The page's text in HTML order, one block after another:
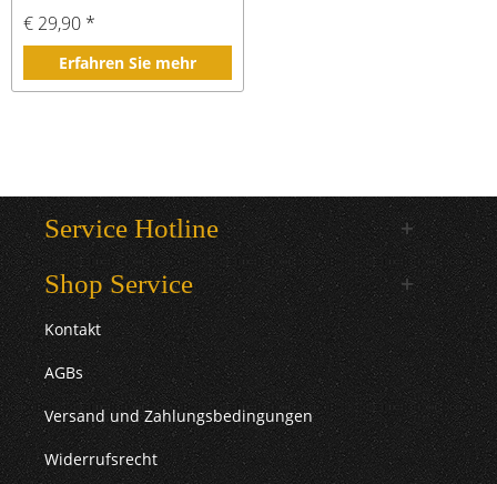
€ 29,90 *
Erfahren Sie mehr
Service Hotline
Shop Service
Kontakt
AGBs
Versand und Zahlungsbedingungen
Widerrufsrecht